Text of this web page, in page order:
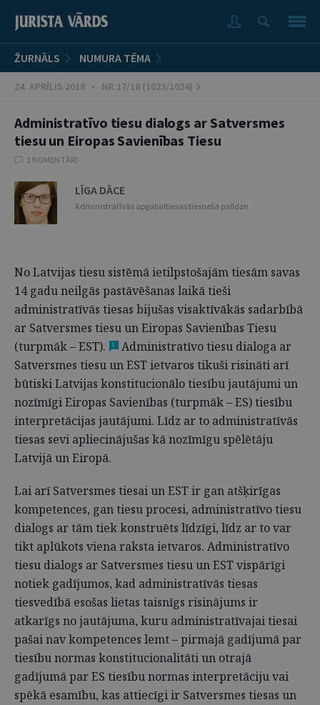
ŽURNĀLS NUMURA TĒMA
24. APRĪLIS 2018 • NR.17/18 (1023/1024)
Administratīvo tiesu dialogs ar Satversmes
tiesu un Eiropas Savienības Tiesu
1 KOMENTĀRI
LĪGA DĀCE
Administratīvās apgabaltiesas tiesneša palīdze
No Latvijas tiesu sistēmā ietilpstošajām tiesām savas
14 gadu neilgās pastāvēšanas laikā tieši
administratīvās tiesas bijušas visaktīvākās sadarbībā
ar Satversmes tiesu un Eiropas Savienības Tiesu
(turpmāk – EST).
1
Administratīvo tiesu dialoga ar
Satversmes tiesu un EST ietvaros tikuši risināti arī
būtiski Latvijas konstitucionālo tiesību jautājumi un
nozīmīgi Eiropas Savienības (turpmāk – ES) tiesību
interpretācijas jautājumi. Līdz ar to administratīvās
tiesas sevi apliecinājušas kā nozīmīgu spēlētāju
Latvijā un Eiropā.
Lai arī Satversmes tiesai un EST ir gan atšķirīgas
kompetences, gan tiesu procesi, administratīvo tiesu
dialogs ar tām tiek konstruēts līdzīgi, līdz ar to var
tikt aplūkots viena raksta ietvaros. Administratīvo
tiesu dialogs ar Satversmes tiesu un EST vispārīgi
notiek gadījumos, kad administratīvās tiesas
tiesvedībā esošas lietas taisnīgs risinājums ir
atkarīgs no jautājuma, kuru administratīvajai tiesai
pašai nav kompetences lemt – pirmajā gadījumā par
tiesību normas konstitucionalitāti un otrajā
gadījumā par ES tiesību normas interpretāciju vai
spēkā esamību, kas attiecīgi ir Satversmes tiesas un